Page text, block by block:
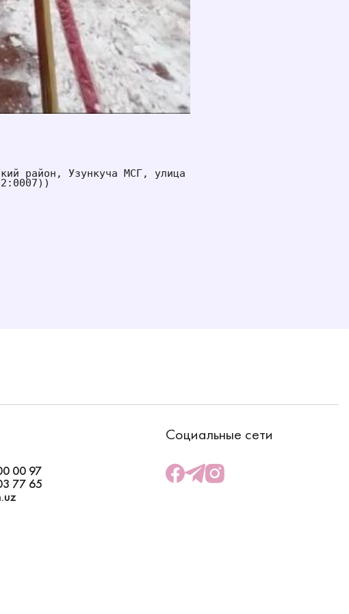
район, Узункуча МСГ, улица
00 97
77 65
Социальные сети